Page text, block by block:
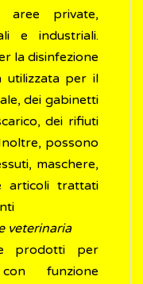
private,
e industriali.
la disinfezione
utilizzata per il
dei gabinetti
dei rifiuti
possono
maschere,
articoli trattati
veterinaria
prodotti per
funzione